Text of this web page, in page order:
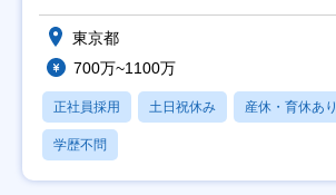
東京都
700万~1100万
正社員採用 土日祝休み 産休・育休あり
学歴不問